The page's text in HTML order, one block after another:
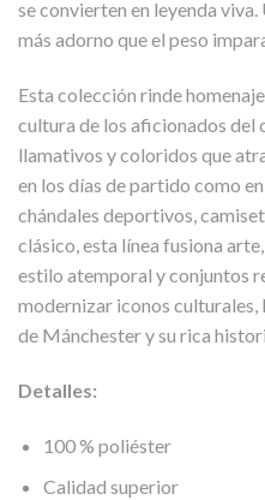
se convierten en leyenda
más adorno que el peso
Esta colección rinde
cultura de los aficionados del
llamativos y coloridos que
en los días de partido como
chándales deportivos,
clásico, esta línea fusiona
estilo atemporal y conjuntos
modernizar iconos
de Mánchester y su rica
Detalles:
100 % poliéster
Calidad superior